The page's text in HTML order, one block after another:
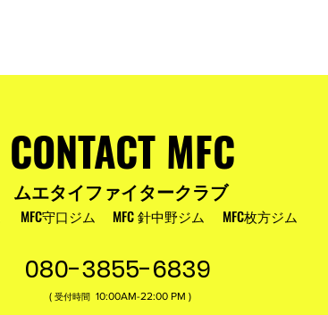
CONTACT MFC
ムエタイファイタークラブ
MFC守口ジム MFC枚方ジム
MFC 針中野ジム
080-3855-6839
( 受付時間 10:00AM-22:00​ PM )